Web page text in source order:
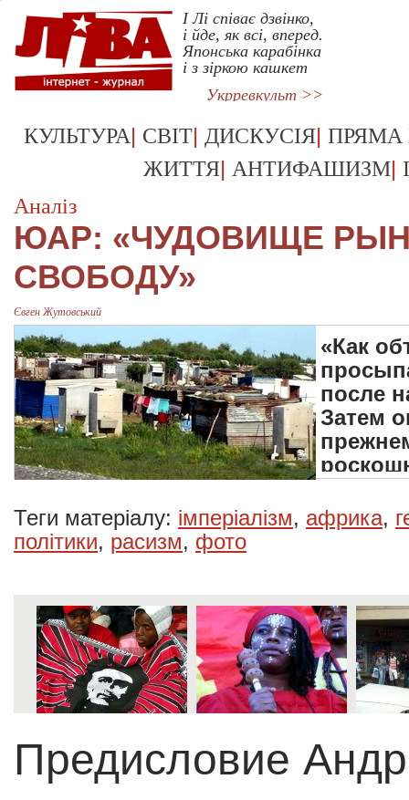
І Лі співає дзвінко,
і йде, як всі, вперед.
Японська карабінка
і з зіркою кашкет
Укрревкульт >>
КУЛЬТУРА| СВІТ| ДИСКУСІЯ| ПРЯМА
ЖИТТЯ| АНТИФАШИЗМ|
Аналіз
ЮАР: «ЧУДОВИЩЕ
СВОБОДУ»
Євген Жутовський
«Как
после
Затем
Теги матеріалу: імперіалізм, африка,
політики, расизм, фото
Предисловие